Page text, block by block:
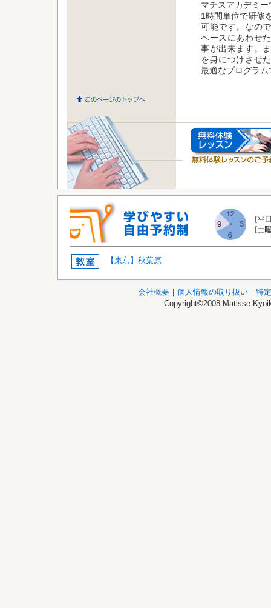
マチスアカデミ
1時間単位で研修
可能です。なの
ペースにあわせ
事が出来ます。
を身につけさせ
最適なプログラム
【東京】秋葉原
会社概要｜ 個人情報の取り扱い｜ 特
Copyright©2008 Matisse